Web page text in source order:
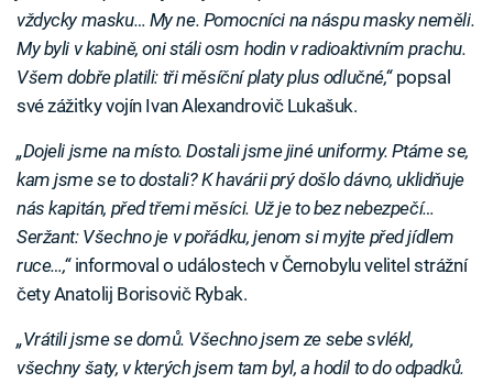
vždycky masku… My ne. Pomocníci na náspu masky neměli.
My byli v kabině, oni stáli osm hodin v radioaktivním prachu.
Všem dobře platili: tři měsíční platy plus odlučné,“ popsal
své zážitky vojín Ivan Alexandrovič Lukašuk.
„Dojeli jsme na místo. Dostali jsme jiné uniformy. Ptáme se,
kam jsme se to dostali? K havárii prý došlo dávno, uklidňuje
nás kapitán, před třemi měsíci. Už je to bez nebezpečí…
Seržant: Všechno je v pořádku, jenom si myjte před jídlem
ruce…,“ informoval o událostech v Černobylu velitel strážní
čety Anatolij Borisovič Rybak.
„Vrátili jsme se domů. Všechno jsem ze sebe svlékl,
všechny šaty, v kterých jsem tam byl, a hodil to do odpadků.